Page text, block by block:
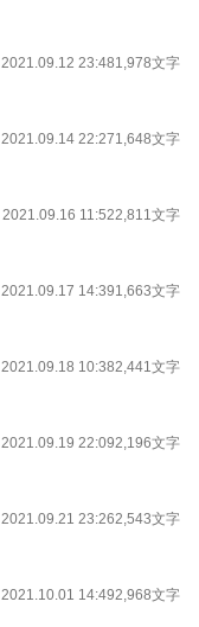
2021.09.12 23:481,978文字
2021.09.14 22:271,648文字
2021.09.16 11:522,811文字
2021.09.17 14:391,663文字
2021.09.18 10:382,441文字
2021.09.19 22:092,196文字
2021.09.21 23:262,543文字
2021.10.01 14:492,968文字